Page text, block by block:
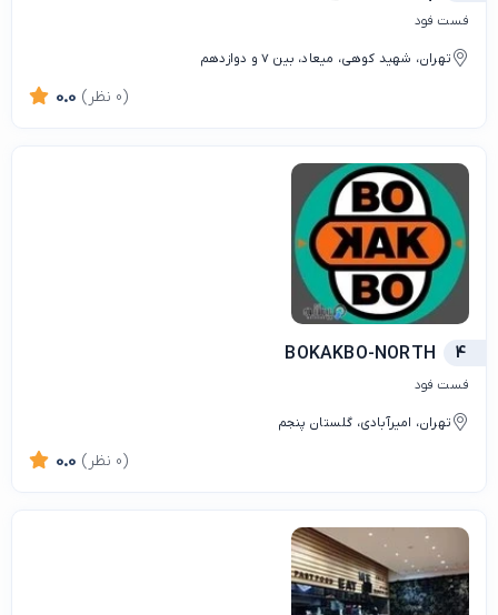
فست فود
تهران، شهید کوهی، میعاد، بین 7 و دوازدهم
0.0 (0 نظر)
4
BOKAKBO-NORTH
فست فود
تهران، امیرآبادی، گلستان پنجم
0.0 (0 نظر)